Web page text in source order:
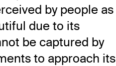
by people as
due to its
be captured by
to approach its